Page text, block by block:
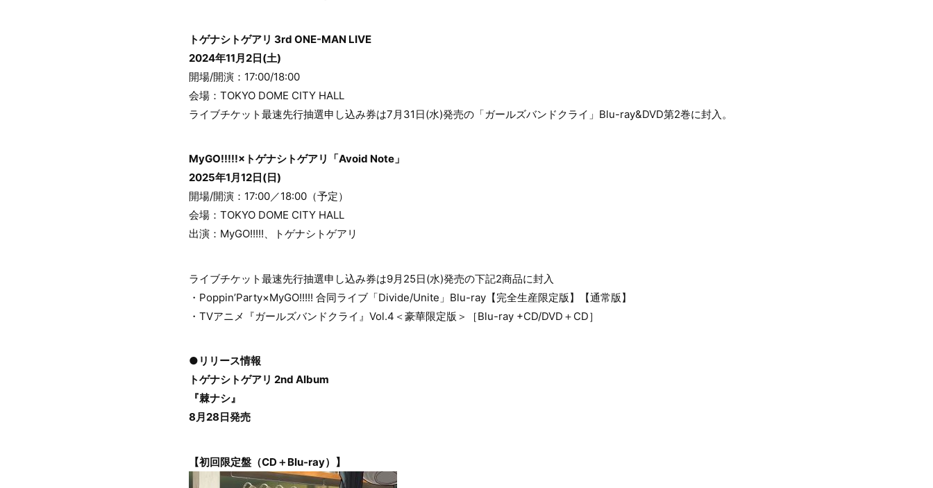
トゲナシトゲアリ 3rd ONE-MAN LIVE
2024年11月2日(土)
開場/開演：17:00/18:00
会場：TOKYO DOME CITY HALL
ライブチケット最速先行抽選申し込み券は7月31日(水)発売の「ガールズバンドクライ」Blu-ray&DVD第2巻に封入。
MyGO!!!!!×トゲナシトゲアリ「Avoid Note」
2025年1月12日(日)
開場/開演：17:00／18:00（予定）
会場：TOKYO DOME CITY HALL
出演：MyGO!!!!!、トゲナシトゲアリ
ライブチケット最速先行抽選申し込み券は9月25日(水)発売の下記2商品に封入
・Poppin’Party×MyGO!!!!! 合同ライブ「Divide/Unite」Blu-ray【完全生産限定版】【通常版】
・TVアニメ『ガールズバンドクライ』Vol.4＜豪華限定版＞［Blu-ray +CD/DVD＋CD］
●リリース情報
トゲナシトゲアリ 2nd Album
『棘ナシ』
8月28日発売
【初回限定盤（CD＋Blu-ray）】